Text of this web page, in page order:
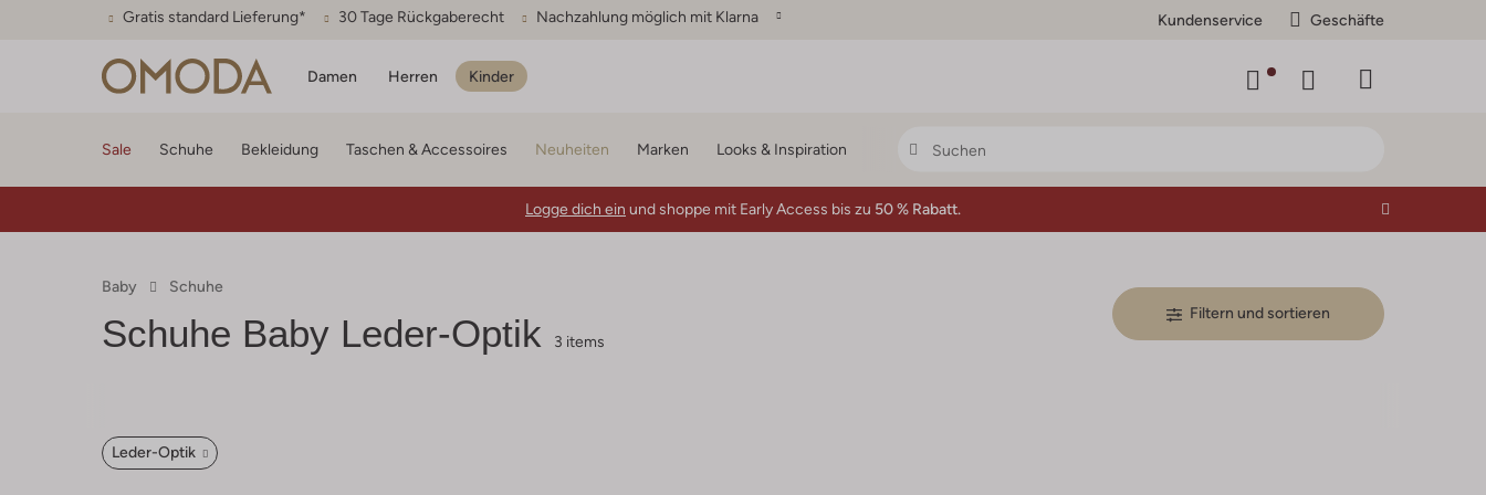
Gratis standard Lieferung* 30 Tage Rückgaberecht Nachzahlung möglich mit Klarna Kundenservice Geschäfte
Damen Herren Kinder
Sale Schuhe Bekleidung Taschen & Accessoires Neuheiten Marken Looks & Inspiration
Logge dich ein und shoppe mit Early Access bis zu 50 % Rabatt.
Baby Schuhe
Schuhe Baby Leder-Optik 3 items
Filtern und sortieren
Leder-Optik